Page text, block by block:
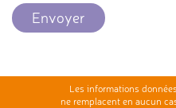
Envoyer
Les informations
ne remplacent en aucun